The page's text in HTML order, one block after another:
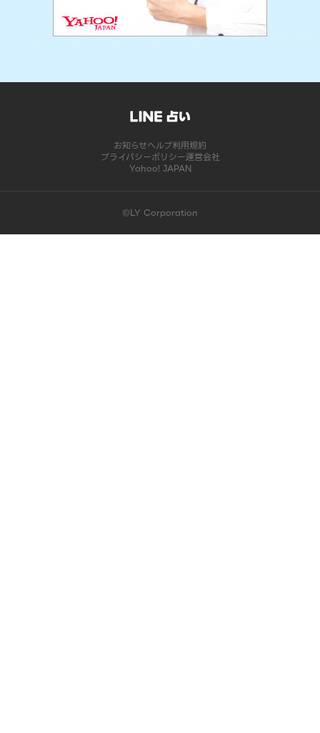
お知らせヘルプ利用規約
プライバシーポリシー運営会社
Yahoo! JAPAN
©LY Corporation
このコンテンツは掲載が終了しました | LINE占い